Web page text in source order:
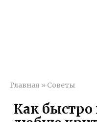
Главная » Советы
Как быстро